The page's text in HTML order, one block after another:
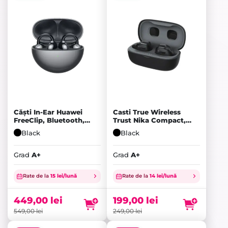
Căști In-Ear Huawei
FreeClip, Bluetooth,
Black - A+
Black
Grad A+
Rate de la 15 lei/lună
549,00lei
Prețul
inițial
fost:
549,00 lei.
449,00 lei
Prețul
este:
449,00 lei.
Casti True Wireless
Trust Nika Compact,
Bluetooth, Black - A+
Black
Grad A+
Rate de la 14 lei/lună
249,00lei
Prețul
inițial
fost:
249,00 lei.
199,00 lei
Prețul
este:
199,00 lei.